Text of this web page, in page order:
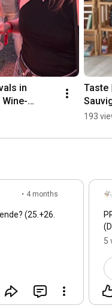
in
Taste
like?
193
• 4 months
(25.+26.
5